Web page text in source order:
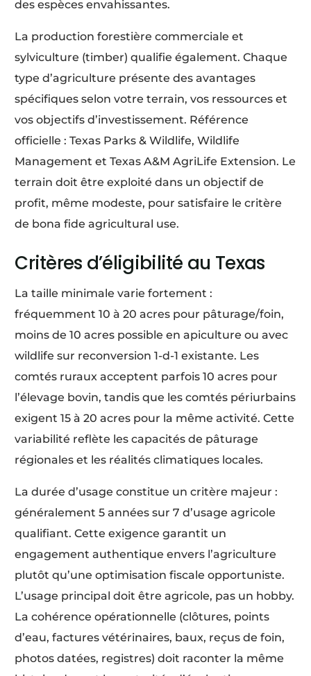
des espèces envahissantes.
La production forestière commerciale et
sylviculture (timber) qualifie également. Chaque
type d’agriculture présente des avantages
spécifiques selon votre terrain, vos ressources et
vos objectifs d’investissement. Référence
officielle : Texas Parks & Wildlife, Wildlife
Management et Texas A&M AgriLife Extension. Le
terrain doit être exploité dans un objectif de
profit, même modeste, pour satisfaire le critère
de bona fide agricultural use.
Critères d’éligibilité au Texas
La taille minimale varie fortement :
fréquemment 10 à 20 acres pour pâturage/foin,
moins de 10 acres possible en apiculture ou avec
wildlife sur reconversion 1-d-1 existante. Les
comtés ruraux acceptent parfois 10 acres pour
l’élevage bovin, tandis que les comtés périurbains
exigent 15 à 20 acres pour la même activité. Cette
variabilité reflète les capacités de pâturage
régionales et les réalités climatiques locales.
La durée d’usage constitue un critère majeur :
généralement 5 années sur 7 d’usage agricole
qualifiant. Cette exigence garantit un
engagement authentique envers l’agriculture
plutôt qu’une optimisation fiscale opportuniste.
L’usage principal doit être agricole, pas un hobby.
La cohérence opérationnelle (clôtures, points
d’eau, factures vétérinaires, baux, reçus de foin,
photos datées, registres) doit raconter la même